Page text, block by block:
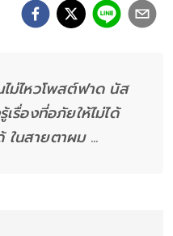
ม่ไหวโพสต์ฟาด นัส
รื่องที่อภัยให้ไม่ได้
นสายตาผม ...